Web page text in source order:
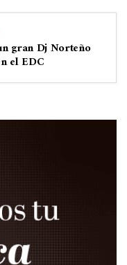
gran Dj Norteño
el EDC